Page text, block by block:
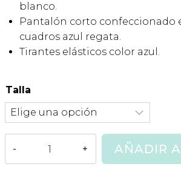
69,75€.
blanco.
Pantalón corto confeccionado
cuadros azul regata.
Tirantes elásticos color azul.
Talla
AÑADIR